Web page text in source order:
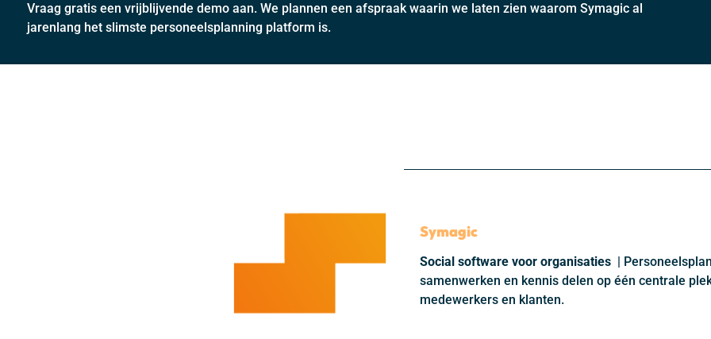
Vraag gratis een vrijblijvende demo aan. We plannen een afspraak waarin we laten zien waarom Symagic al
jarenlang het slimste personeelsplanning platform is.
Symagic
Social software voor organisaties
|
samenwerken en kennis delen op één centrale
medewerkers en klanten.